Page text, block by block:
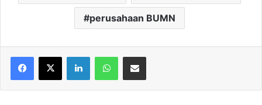
perusahaan BUMN
Facebook
X LinkedInWhatsAppShare via Email